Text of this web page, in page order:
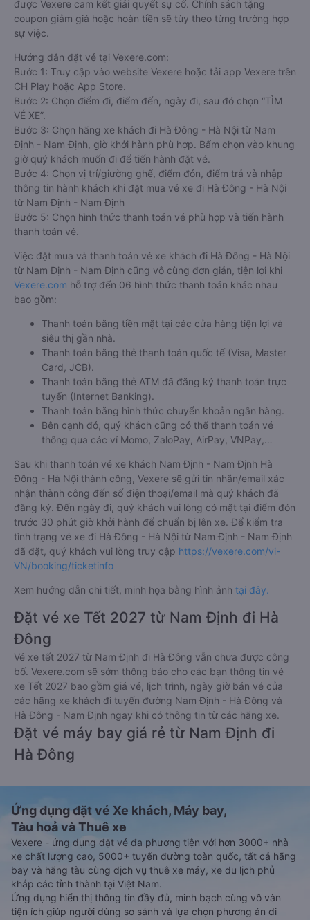
được Vexere cam kết giải quyết sự cố. Chính sách tặng
coupon giảm giá hoặc hoàn tiền sẽ tùy theo từng trường hợp
sự việc.
Hướng dẫn đặt vé tại Vexere.com:
Bước 1: Truy cập vào website Vexere hoặc tải app Vexere trên
CH Play hoặc App Store.
Bước 2: Chọn điểm đi, điểm đến, ngày đi, sau đó chọn “TÌM
VÉ XE”.
Bước 3: Chọn hãng xe khách đi Hà Đông - Hà Nội từ Nam
Định - Nam Định, giờ khởi hành phù hợp. Bấm chọn vào khung
giờ quý khách muốn đi để tiến hành đặt vé.
Bước 4: Chọn vị trí/giường ghế, điểm đón, điểm trả và nhập
thông tin hành khách khi đặt mua vé xe đi Hà Đông - Hà Nội
từ Nam Định - Nam Định
Bước 5: Chọn hình thức thanh toán vé phù hợp và tiến hành
thanh toán vé.
Việc đặt mua và thanh toán vé xe khách đi Hà Đông - Hà Nội
từ Nam Định - Nam Định cũng vô cùng đơn giản, tiện lợi khi
Vexere.com hỗ trợ đến 06 hình thức thanh toán khác nhau
bao gồm:
Thanh toán bằng tiền mặt tại các cửa hàng tiện lợi và
siêu thị gần nhà.
Thanh toán bằng thẻ thanh toán quốc tế (Visa, Master
Card, JCB).
Thanh toán bằng thẻ ATM đã đăng ký thanh toán trực
tuyến (Internet Banking).
Thanh toán bằng hình thức chuyển khoản ngân hàng.
Bên cạnh đó, quý khách cũng có thể thanh toán vé
thông qua các ví Momo, ZaloPay, AirPay, VNPay,…
Sau khi thanh toán vé xe khách Nam Định - Nam Định Hà
Đông - Hà Nội thành công, Vexere sẽ gửi tin nhắn/email xác
nhận thành công đến số điện thoại/email mà quý khách đã
đăng ký. Đến ngày đi, quý khách vui lòng có mặt tại điểm đón
trước 30 phút giờ khởi hành để chuẩn bị lên xe. Để kiểm tra
tình trạng vé xe đi Hà Đông - Hà Nội từ Nam Định - Nam Định
đã đặt, quý khách vui lòng truy cập https://vexere.com/vi-
VN/booking/ticketinfo
Xem hướng dẫn chi tiết, minh họa bằng hình ảnh tại đây.
Đặt vé xe Tết 2027 từ Nam Định đi Hà
Đông
Vé xe tết 2027 từ Nam Định đi Hà Đông vẫn chưa được công
bố. Vexere.com sẽ sớm thông báo cho các bạn thông tin vé
xe Tết 2027 bao gồm giá vé, lịch trình, ngày giờ bán vé của
các hãng xe khách đi tuyến đường Nam Định - Hà Đông và
Hà Đông - Nam Định ngay khi có thông tin từ các hãng xe.
Đặt vé máy bay giá rẻ từ Nam Định đi
Hà Đông
Ứng dụng đặt vé Xe khách, Máy bay,
Tàu hoả và Thuê xe
Vexere - ứng dụng đặt vé đa phương tiện với hơn 3000+ nhà
xe chất lượng cao, 5000+ tuyến đường toàn quốc, tất cả hãng
bay và hãng tàu cùng dịch vụ thuê xe máy, xe du lịch phủ
khắp các tỉnh thành tại Việt Nam.
Ứng dụng hiển thị thông tin đầy đủ, minh bạch cùng vô vàn
tiện ích giúp người dùng so sánh và lựa chọn phương án di